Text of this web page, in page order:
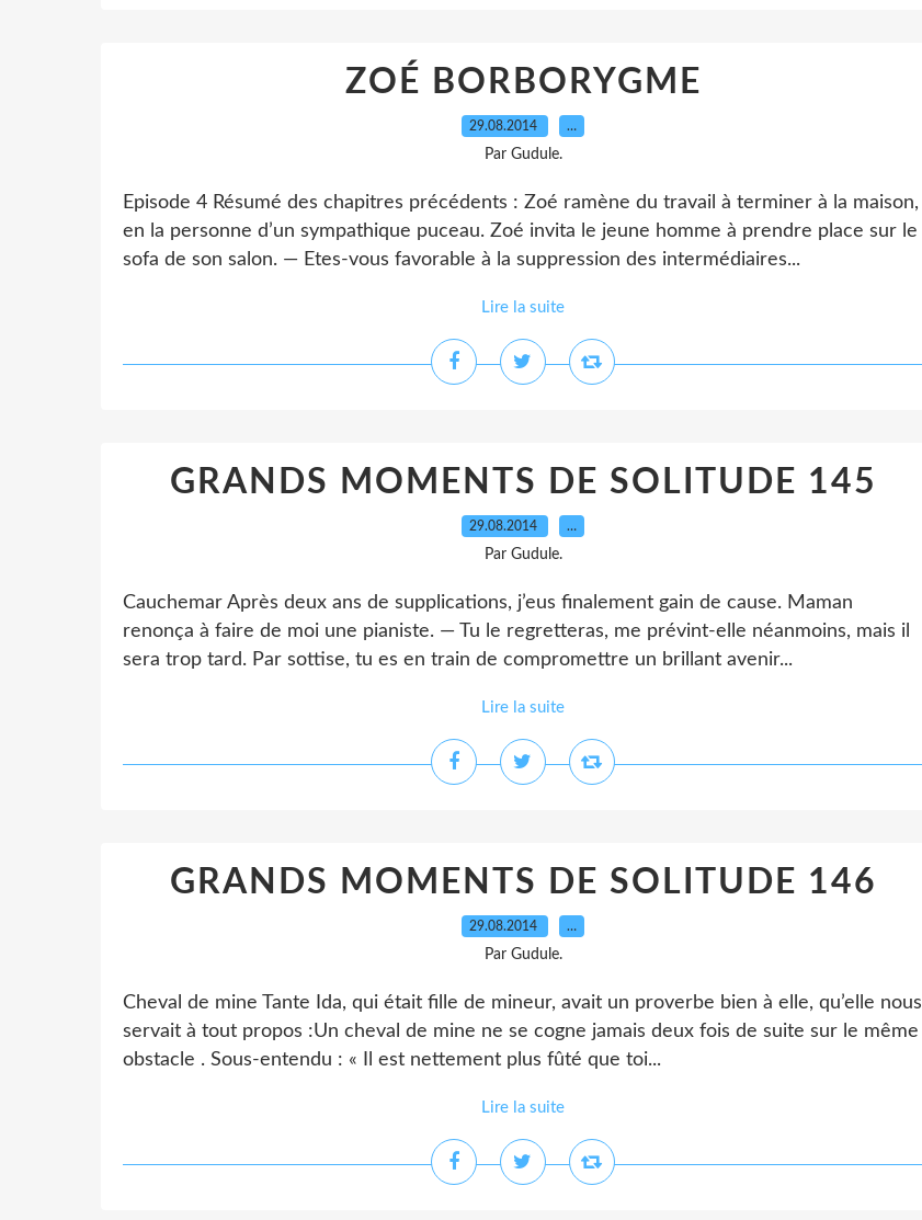
ZOÉ BORBORYGME
29.08.2014 …
Par Gudule.
Episode 4 Résumé des chapitres précédents : Zoé ramène du travail à terminer à la maison,
en la personne d’un sympathique puceau. Zoé invita le jeune homme à prendre place sur le
sofa de son salon. — Etes-vous favorable à la suppression des intermédiaires...
Lire la suite
GRANDS MOMENTS DE SOLITUDE 145
29.08.2014 …
Par Gudule.
Cauchemar Après deux ans de supplications, j’eus finalement gain de cause. Maman
renonça à faire de moi une pianiste. — Tu le regretteras, me prévint-elle néanmoins, mais il
sera trop tard. Par sottise, tu es en train de compromettre un brillant avenir...
Lire la suite
GRANDS MOMENTS DE SOLITUDE 146
29.08.2014 …
Par Gudule.
Cheval de mine Tante Ida, qui était fille de mineur, avait un proverbe bien à elle, qu’elle nous
servait à tout propos :Un cheval de mine ne se cogne jamais deux fois de suite sur le même
obstacle . Sous-entendu : « Il est nettement plus fûté que toi...
Lire la suite